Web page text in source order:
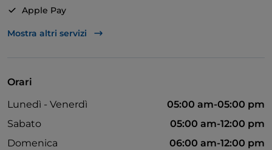
Apple Pay
Bagno per disabili
Non fumatori
Mostra altri servizi
Orari
Lunedì - Venerdì
05:00 am-05:00 pm
Sabato
05:00 am-12:00 pm
Domenica
06:00 am-12:00 pm